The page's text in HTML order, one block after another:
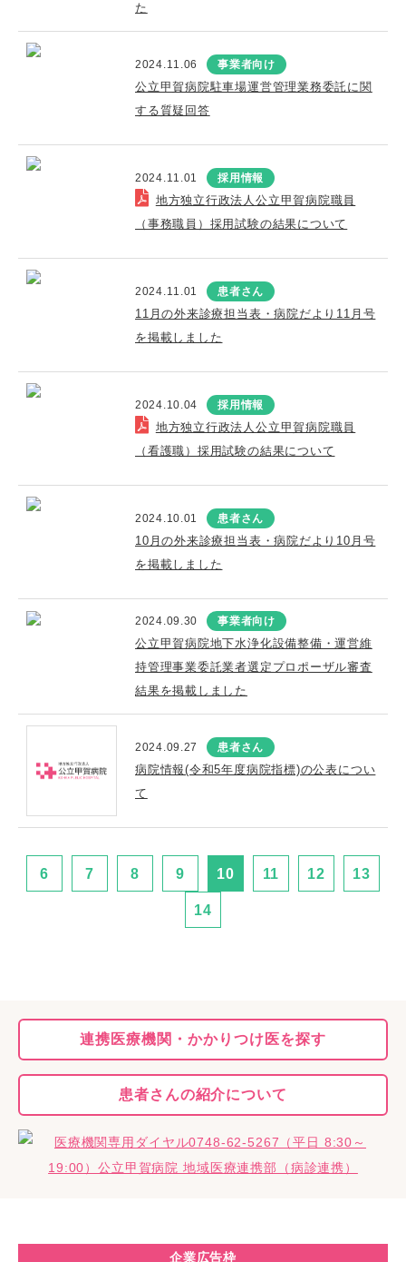
た
2024.11.06 事業者向け
公立甲賀病院駐車場運営管理業務委託に関
する質疑回答
2024.11.01 採用情報
地方独立行政法人公立甲賀病院職員
（事務職員）採用試験の結果について
2024.11.01 患者さん
11月の外来診療担当表・病院だより11月号
を掲載しました
2024.10.04 採用情報
地方独立行政法人公立甲賀病院職員
（看護職）採用試験の結果について
2024.10.01 患者さん
10月の外来診療担当表・病院だより10月号
を掲載しました
2024.09.30 事業者向け
公立甲賀病院地下水浄化設備整備・運営維
持管理事業委託業者選定プロポーザル審査
結果を掲載しました
2024.09.27 患者さん
病院情報(令和5年度病院指標)の公表につい
て
6 7 8 9 10 11 12 13
14
連携医療機関・かかりつけ医を探す
患者さんの紹介について
企業広告枠